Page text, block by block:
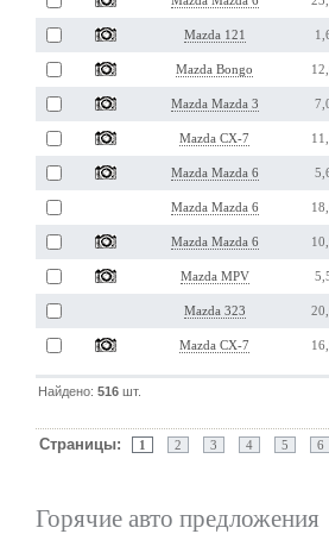
Mazda 121
Mazda Bongo
Mazda Mazda 3
Mazda CX-7
Mazda Mazda 6
Mazda Mazda 6
Mazda Mazda 6
Mazda MPV
Mazda 323
Mazda CX-7
Найдено:516 шт.
Страницы: 1 2 3 4 5 6
Горячие авто предложения